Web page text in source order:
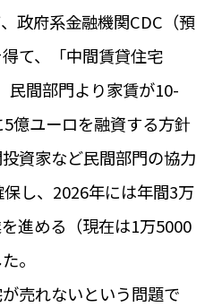
#サステナブル
ューティー
#コスメ
地方 #フロマージュ
#おでかけ
政府系金融機関CDC（預
て、「中間賃貸住宅
民間部門より家賃が10-
億ユーロを融資する方針
資家など民間部門の協力
し、2026年には年間3万
進める（現在は1万5000
。
売れないという問題で